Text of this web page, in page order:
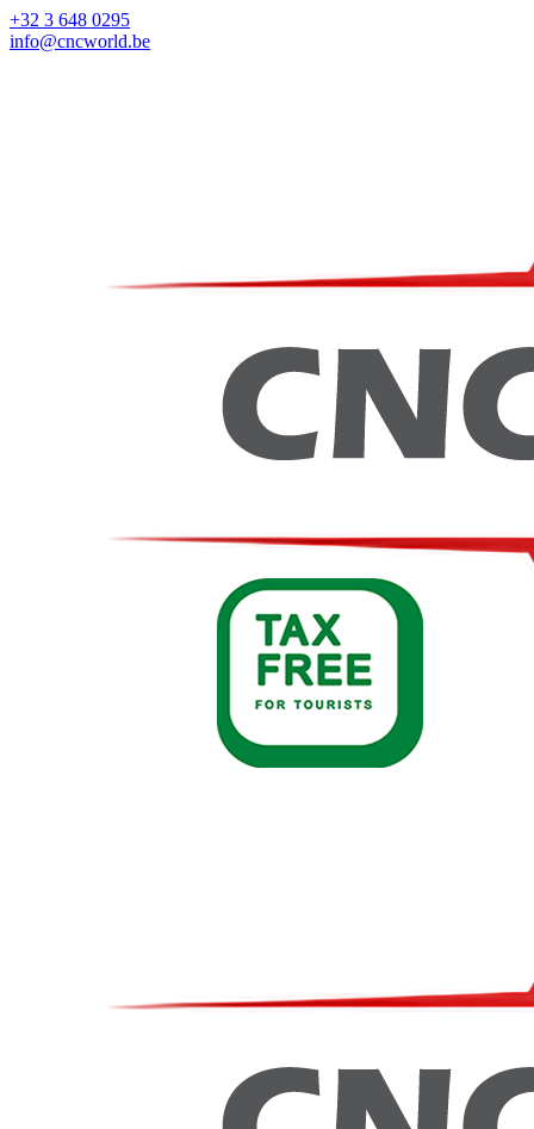
+32 3 648 0295
info@cncworld.be